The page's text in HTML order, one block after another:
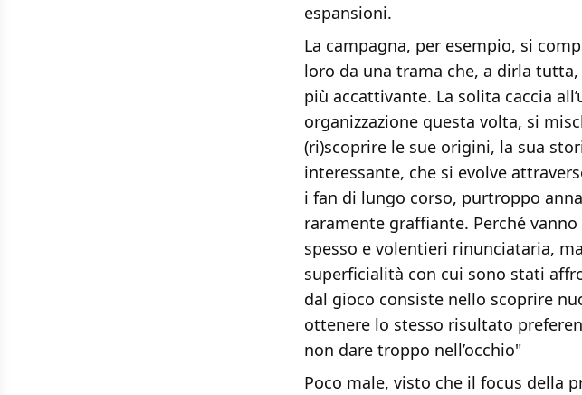
espansioni.
La campagna, per esempio, si
loro da una trama che, a dirla
più accattivante. La solita caccia
organizzazione questa volta, si
(ri)scoprire le sue origini, la sua
interessante, che si evolve
i fan di lungo corso, purtroppo
raramente graffiante. Perché
spesso e volentieri rinunciataria,
superficialità con cui sono stati
dal gioco consiste nello scoprire
ottenere lo stesso risultato
non dare troppo nell’occhio"
Poco male, visto che il focus della